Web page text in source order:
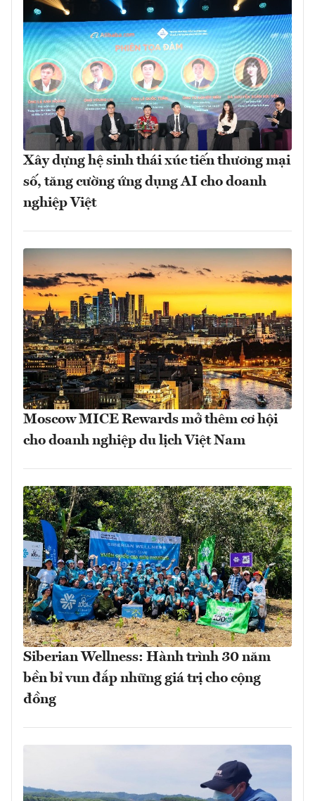
Xây dựng hệ sinh thái xúc tiến thương mại
số, tăng cường ứng dụng AI cho doanh
nghiệp Việt
Moscow MICE Rewards mở thêm cơ hội
cho doanh nghiệp du lịch Việt Nam
Siberian Wellness: Hành trình 30 năm
bền bỉ vun đắp những giá trị cho cộng
đồng